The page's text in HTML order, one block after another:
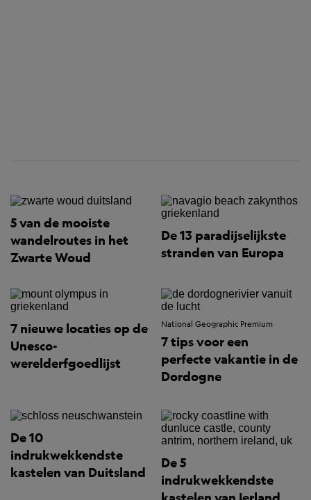
5 van de mooiste
wandelroutes in het
Zwarte Woud
De 13 paradijselijkste
stranden van Europa
7 nieuwe locaties op de
Unesco-
werelderfgoedlijst
National Geographic Premium
7 tips voor een
perfecte vakantie in de
Dordogne
De 10
indrukwekkendste
kastelen van Duitsland
De 5
indrukwekkendste